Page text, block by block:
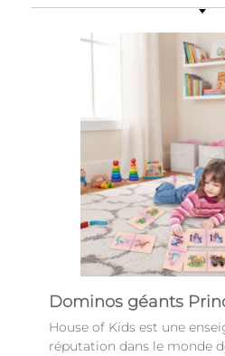
Dominos géants
House of Kids est une
réputation dans le monde